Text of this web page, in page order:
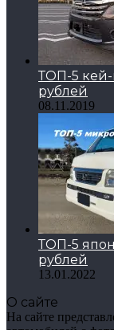
ТОП-5 кей-
рублей
08.11.2019
ТОП-5
рублей
13.01.2022
О сайте
На сайте